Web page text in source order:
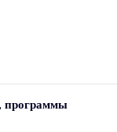
программы